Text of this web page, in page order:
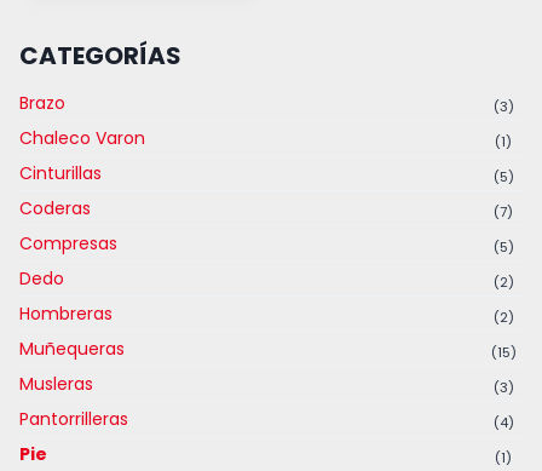
CATEGORÍAS
Brazo (3)
Chaleco Varon (1)
Cinturillas (5)
Coderas (7)
Compresas (5)
Dedo (2)
Hombreras (2)
Muñequeras (15)
Musleras (3)
Pantorrilleras (4)
Pie (1)